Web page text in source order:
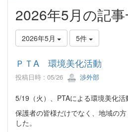
2026年5月の記
2026年5月 5件
ＰＴA 環境美化活動
投稿日時 : 05/26 渉外部
5/19（火）、PTAによる環境美化活
保護者の皆様だけでなく、地域の
した。